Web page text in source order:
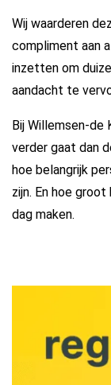
Wij waarderen
compliment aan
inzetten om
aandacht te
Bij Willemsen-de
verder gaat dan
hoe belangrijk
zijn. En hoe
dag maken.